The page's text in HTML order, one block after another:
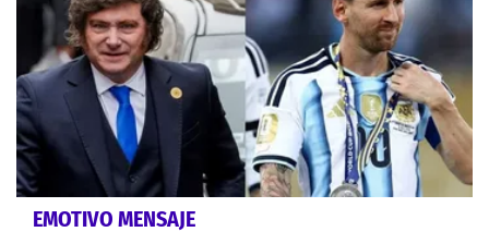
EMOTIVO MENSAJE